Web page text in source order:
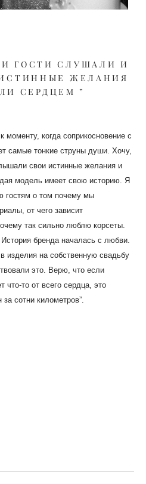
ГОСТИ СЛУШАЛИ И
ЖЕЛАНИЯ
СЕРДЦЕМ ”
моменту, когда соприкосновение с
самые тонкие струны души. Хочу,
свои истинные желания и
модель имеет свою историю. Я
гостям о том почему мы
от чего зависит
так сильно люблю корсеты.
бренда началась с любви.
изделия на собственную свадьбу
это. Верю, что если
что-то от всего сердца, это
сотни километров”.